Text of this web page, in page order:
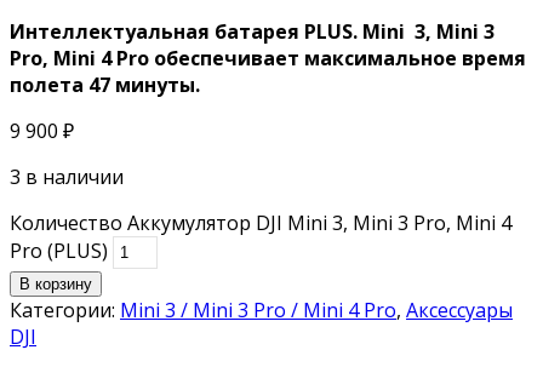
Интеллектуальная батарея PLUS. Mini 3, Mini 3
Pro, Mini 4 Pro обеспечивает максимальное время
полета 47 минуты.
9 900 ₽
3 в наличии
Количество Аккумулятор DJI Mini 3, Mini 3 Pro, Mini 4
Pro (PLUS)
В корзину
Категории: Mini 3 / Mini 3 Pro / Mini 4 Pro, Аксессуары
DJI